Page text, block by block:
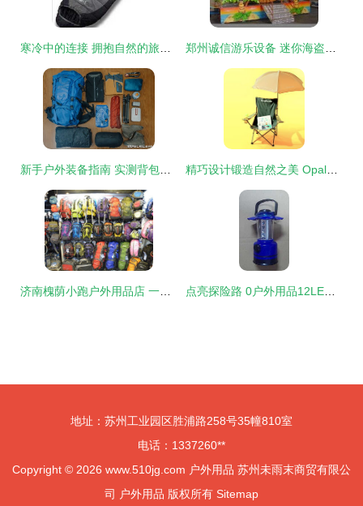
地址：苏州工业园区胜浦路258号35幢810室
电话：1337260**
Copyright © 2026 www.510jg.com 户外用品 苏州未雨末商贸有限公
司
户外用品 版权所有 Sitemap